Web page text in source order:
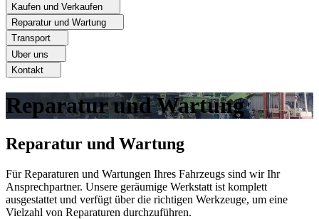
Kaufen und Verkaufen
Reparatur und Wartung
Transport
Uber uns
Kontakt
Reparatur und Wartung
Reparatur und Wartung
Für Reparaturen und Wartungen Ihres Fahrzeugs sind wir Ihr
Ansprechpartner. Unsere geräumige Werkstatt ist komplett
ausgestattet und verfügt über die richtigen Werkzeuge, um eine
Vielzahl von Reparaturen durchzuführen.